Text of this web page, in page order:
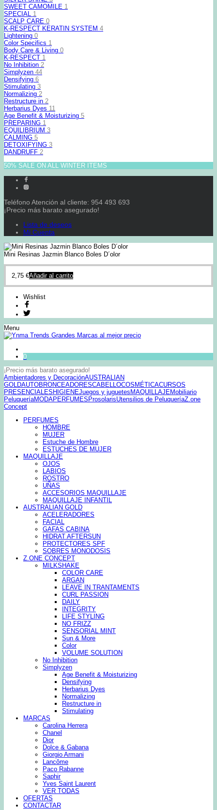
SWEET CAMOMILE 1
SPECIAL 1
SCALP CARE 0
K-RESPECT KERATIN SYSTEM 4
Lightening 0
Color Specifics 1
Body Care & Living 0
K-RESPECT 1
No Inhibition 2
Simplyzen 44
Densifying 6
Stimulating 3
Normalizing 2
Restructure in 2
Herbarius Dyes 11
Age Benefit & Moisturizing 5
PREPARING 1
EQUILIBRIUM 3
CALMING 5
DETOXIFYING 3
DANDRUFF 2
50% SALE ON ALL WINTER ITEMS
Teléfono Atención al cliente: 954 493 693
¡Precio más barato asegurado!
Lista de deseos
Mi Cuenta
Mini Resinas Jazmin Blanco Boles D´olor
2,75 €Añadir al carrito
Wishlist
Menu
0
¡Precio más barato asegurado!
Ambientadores y DecoraciónAUSTRALIAN
GOLDAUTOBRONCEADORESCABELLOCOSMÉTICACURSOS
PRESENCIALES HIGIENEJuegos y juguetes MAQUILLAJEMobiliario
PeluqueríaMODAPERFUMES ProsolarisUtensilios de PeluqueríaZ.one
Concept
PERFUMES
HOMBRE
MUJER
Estuche de Hombre
ESTUCHES DE MUJER
MAQUILLAJE
OJOS
LABIOS
ROSTRO
UÑAS
ACCESORIOS MAQUILLAJE
MAQUILLAJE INFANTIL
AUSTRALIAN GOLD
ACELERADORES
FACIAL
GAFAS CABINA
HIDRAT AFTERSUN
PROTECTORES SPF
SOBRES MONODOSIS
Z.ONE CONCEPT
MILKSHAKE
COLOR CARE
ARGAN
LEAVE IN TRANTAMENTS
CURL PASSION
DAILY
INTEGRITY
LIFE STYLING
NO FRIZZ
SENSORIAL MINT
Sun & More
Color
VOLUME SOLUTION
No Inhibition
Simplyzen
Age Benefit & Moisturizing
Densifying
Herbarius Dyes
Normalizing
Restructure in
Stimulating
MARCAS
Carolina Herrera
Chanel
Dior
Dolce & Gabana
Giorgio Armani
Lancôme
Paco Rabanne
Saphir
Yves Saint Laurent
VER TODAS
OFERTAS
CONTACTAR